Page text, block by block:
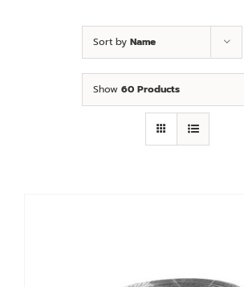
Sort by Name
Show 60 Products